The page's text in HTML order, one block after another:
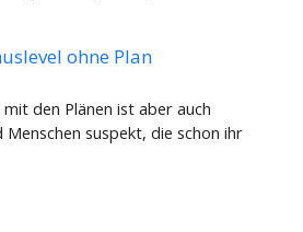
ohne Plan
den Plänen ist aber auch
suspekt, die schon ihr